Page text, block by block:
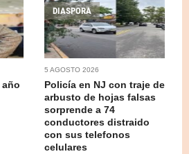
año
DIASPORA
5 AGOSTO 2026
Policía en NJ con traje de
arbusto de hojas falsas
sorprende a 74
conductores distraido
con sus telefonos
celulares